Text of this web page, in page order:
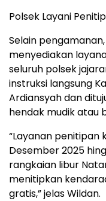
Polsek Layani
Selain
menyediakan
seluruh polsek
instruksi langsung
Ardiansyah dan
hendak mudik atau
“Layanan penitipan
Desember 2025
rangkaian libur
menitipkan
gratis,” jelas Wildan.